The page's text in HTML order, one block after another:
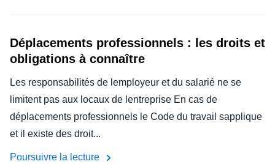
Déplacements professionnels : les droits et
obligations à connaître
Les responsabilités de lemployeur et du salarié ne se
limitent pas aux locaux de lentreprise En cas de
déplacements professionnels le Code du travail sapplique
et il existe des droit...
Poursuivre la lecture